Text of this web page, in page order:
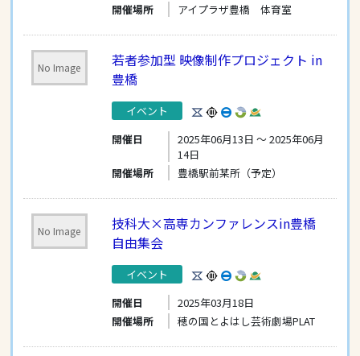
開催場所
アイプラザ豊橋 体育室
No Image
若者参加型 映像制作プロジェクト in
豊橋
イベント
開催日
2025年06月13日 〜 2025年06月
14日
開催場所
豊橋駅前某所（予定）
No Image
技科大×高専カンファレンスin豊橋
自由集会
イベント
開催日
2025年03月18日
開催場所
穂の国とよはし芸術劇場PLAT